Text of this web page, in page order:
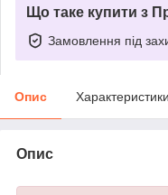
Що таке купити з
Замовлення під
Опис Характеристики
Опис